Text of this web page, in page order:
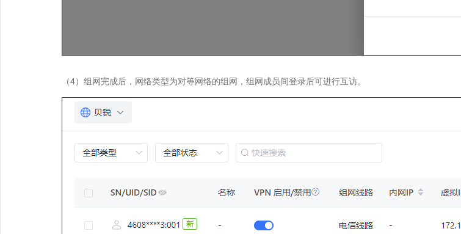
（4）组网完成后，网络类型为对等网络的组网，组网成员间登录后可进行互访。